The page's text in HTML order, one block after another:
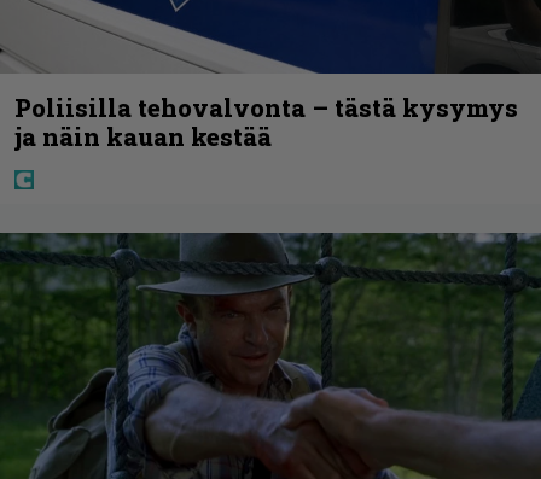
Poliisilla tehovalvonta – tästä kysymys
ja näin kauan kestää